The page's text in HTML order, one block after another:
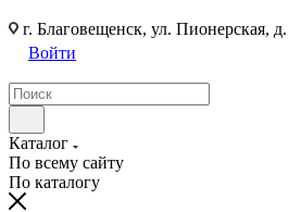
г. Благовещенск, ул. Пионерская,
Войти
Каталог
По всему сайту
По каталогу